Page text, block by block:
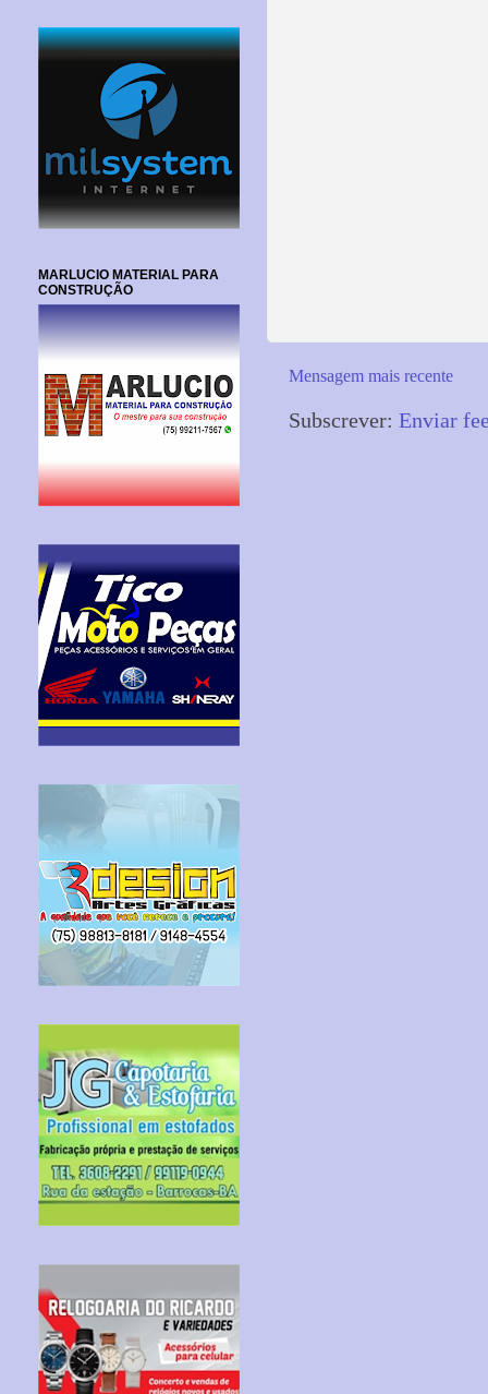
Mensagem mais recente
Subscrever: Enviar
MARLUCIO MATERIAL PARA
CONSTRUÇÃO